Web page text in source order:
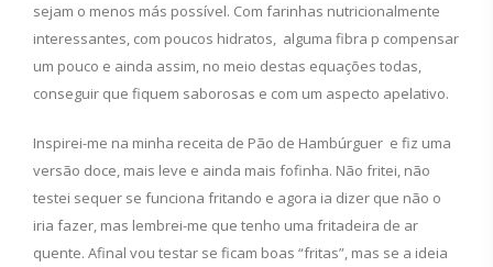
sejam o menos más possível. Com farinhas nutricionalmente
interessantes, com poucos hidratos, alguma fibra p compensar
um pouco e ainda assim, no meio destas equações todas,
conseguir que fiquem saborosas e com um aspecto apelativo.
Inspirei-me na minha receita de Pão de Hambúrguer e fiz uma
versão doce, mais leve e ainda mais fofinha. Não fritei, não
testei sequer se funciona fritando e agora ia dizer que não o
iria fazer, mas lembrei-me que tenho uma fritadeira de ar
quente. Afinal vou testar se ficam boas “fritas”, mas se a ideia